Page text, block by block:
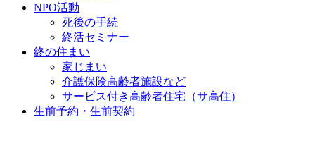
NPO活動
死後の手続
終活セミナー
終の住まい
家じまい
介護保険高齢者施設など
サービス付き高齢者住宅（サ高住）
生前予約・生前契約